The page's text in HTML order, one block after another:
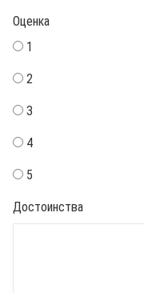
Оценка
1
2
3
4
5
Достоинства